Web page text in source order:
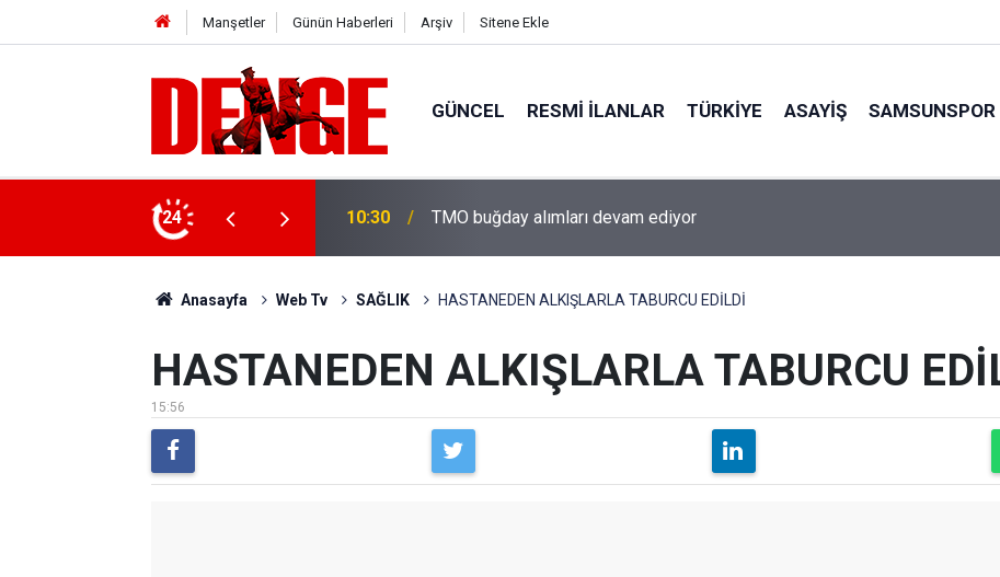
Manşetler Günün Haberleri Arşiv Sitene Ekle
GÜNCEL RESMI İLANLAR TÜRKİYE ASAYİŞ SAMSUNSPOR
24 10:00 Tarım ve Orman Bakanlığı denetimleri sıklaştırdı
Anasayfa Web Tv SAĞLIK HASTANEDEN ALKIŞLARLA TABURCU EDİLDİ
HASTANEDEN ALKIŞLARLA TABURCU
15:56